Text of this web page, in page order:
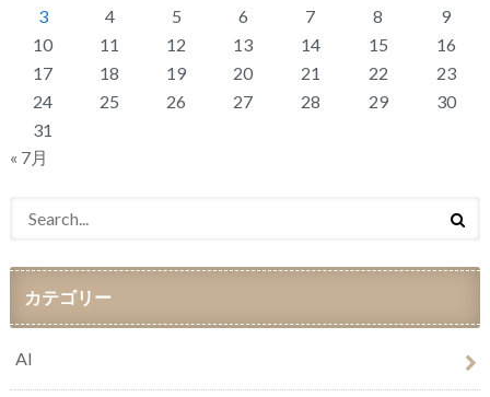
3
4 5 6 7 8
9
10
11 12 13 14 15
16
17
18 19 20 21 22
23
24
25 26 27 28 29
30
31
« 7月
カテゴリー
AI